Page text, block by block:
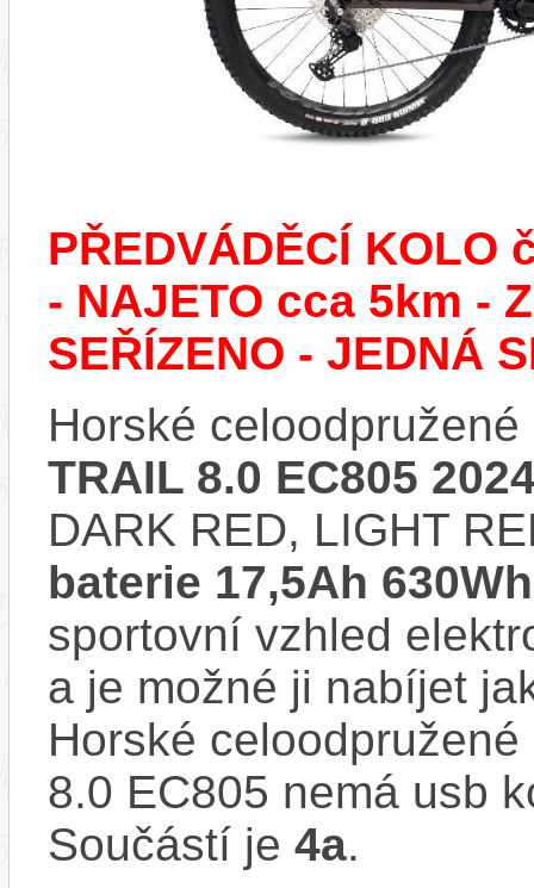
PŘEDVÁDĚCÍ KOLO
- NAJETO cca 5km -
SEŘÍZENO - JEDNÁ
Horské
TRAIL 8.0 EC805
DARK RED, LIGHT
baterie 17,5Ah
sportovní vzhled
a je možné ji nabíjet
Horské
8.0 EC805 nemá usb
Součástí je 4a.